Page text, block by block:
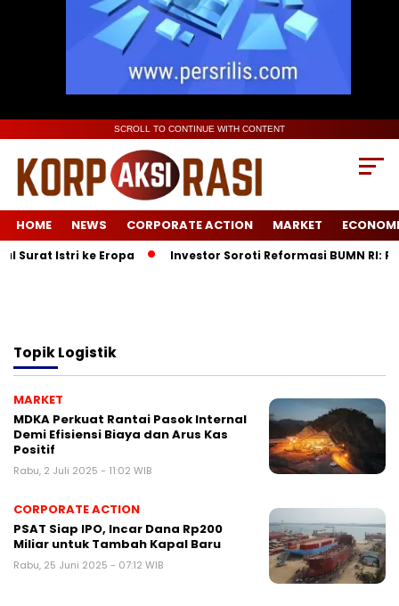
SCROLL TO CONTINUE WITH CONTENT
HOME NEWS CORPORATE ACTION MARKET
Surat Istri ke Eropa Investor Soroti Reformasi BUMN RI:
TopikLogistik
MARKET
MDKA Perkuat Rantai Pasok Internal
Demi Efisiensi Biaya dan Arus Kas
Positif
Rabu, 2 Juli 2025 - 11:02 WIB
CORPORATE ACTION
PSAT Siap IPO, Incar Dana Rp200
Miliar untuk Tambah Kapal Baru
Rabu, 25 Juni 2025 - 07:12 WIB